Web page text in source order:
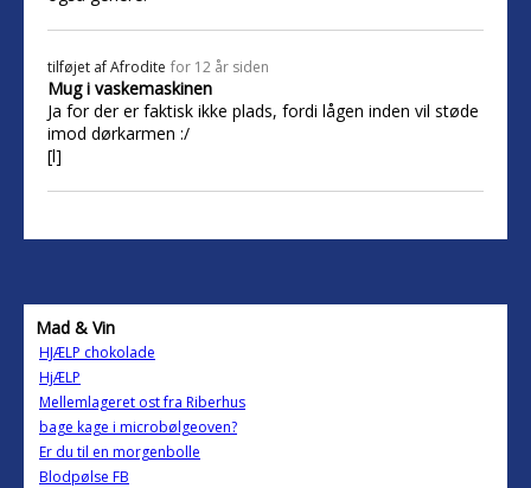
tilføjet afAfrodite for 12 år siden
Mug i vaskemaskinen
Ja for der er faktisk ikke plads, fordi lågen inden vil støde
imod dørkarmen :/
[l]
Mad & Vin
HJÆLP chokolade
HjÆLP
Mellemlageret ost fra Riberhus
bage kage i microbølgeoven?
Er du til en morgenbolle
Blodpølse FB